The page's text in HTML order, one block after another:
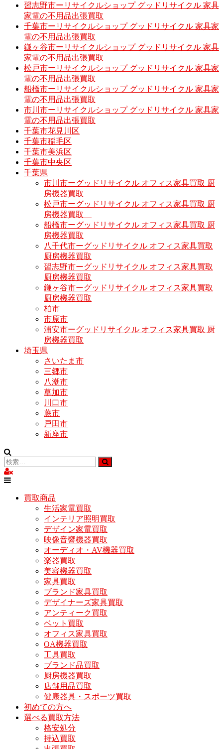
習志野市ーリサイクルショップ グッドリサイクル 家具
家電の不用品出張買取
千葉市ーリサイクルショップ グッドリサイクル 家具家
電の不用品出張買取
鎌ヶ谷市ーリサイクルショップ グッドリサイクル 家具
家電の不用品出張買取
松戸市ーリサイクルショップ グッドリサイクル 家具家
電の不用品出張買取
船橋市ーリサイクルショップ グッドリサイクル 家具家
電の不用品出張買取
市川市ーリサイクルショップ グッドリサイクル 家具家
電の不用品出張買取
千葉市花見川区
千葉市稲毛区
千葉市美浜区
千葉市中央区
千葉県
市川市ーグッドリサイクル オフィス家具買取 厨
房機器買取
松戸市ーグッドリサイクル オフィス家具買取 厨
房機器買取
船橋市ーグッドリサイクル オフィス家具買取 厨
房機器買取
八千代市ーグッドリサイクル オフィス家具買取
厨房機器買取
習志野市ーグッドリサイクル オフィス家具買取
厨房機器買取
鎌ヶ谷市ーグッドリサイクル オフィス家具買取
厨房機器買取
柏市
市原市
浦安市ーグッドリサイクル オフィス家具買取 厨
房機器買取
埼玉県
さいたま市
三郷市
八潮市
草加市
川口市
蕨市
戸田市
新座市
買取商品
生活家電買取
インテリア照明買取
デザイン家電買取
映像音響機器買取
オーディオ・AV機器買取
楽器買取
美容機器買取
家具買取
ブランド家具買取
デザイナーズ家具買取
アンティーク買取
ベット買取
オフィス家具買取
OA機器買取
工具買取
ブランド品買取
厨房機器買取
店舗用品買取
健康器具・スポーツ買取
初めての方へ
選べる買取方法
格安処分
持込買取